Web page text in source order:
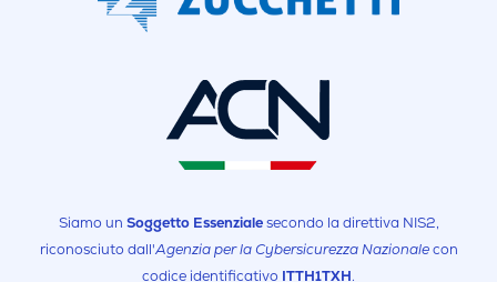
Siamo un Soggetto Essenzialesecondo la direttiva NIS2,
riconosciuto dall'Agenzia per la Cybersicurezza Nazionalecon
codice identificativo ITTH1TXH.